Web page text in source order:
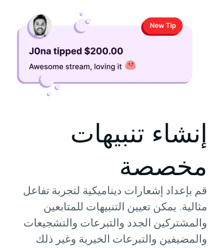
إنشاء تنبيهات
مخصصة
قم بإعداد إشعارات ديناميكية لتجربة تفاعل
مثالية. يمكن تعيين التنبيهات للمتابعين
والمشتركين الجدد والتبرعات والتشجيعات
والمضيفين والتبرعات الخيرية وغير ذلك